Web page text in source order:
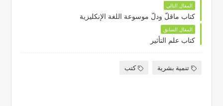
المقال التالي
كتاب ماقلّ ودلّ موسوعة اللغة الإنكليزية
المقال السابق
كتاب علم التأثير
تنمية بشرية كتب